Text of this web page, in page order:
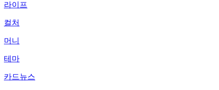
라이프
컬처
머니
테마
카드뉴스